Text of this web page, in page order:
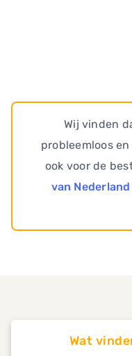
Wij vinden
probleemloos
ook voor de
van Nederland
Wat